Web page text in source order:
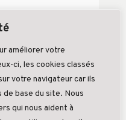
améliorer votre
ci, les cookies classés
votre navigateur car ils
base du site. Nous
qui nous aident à